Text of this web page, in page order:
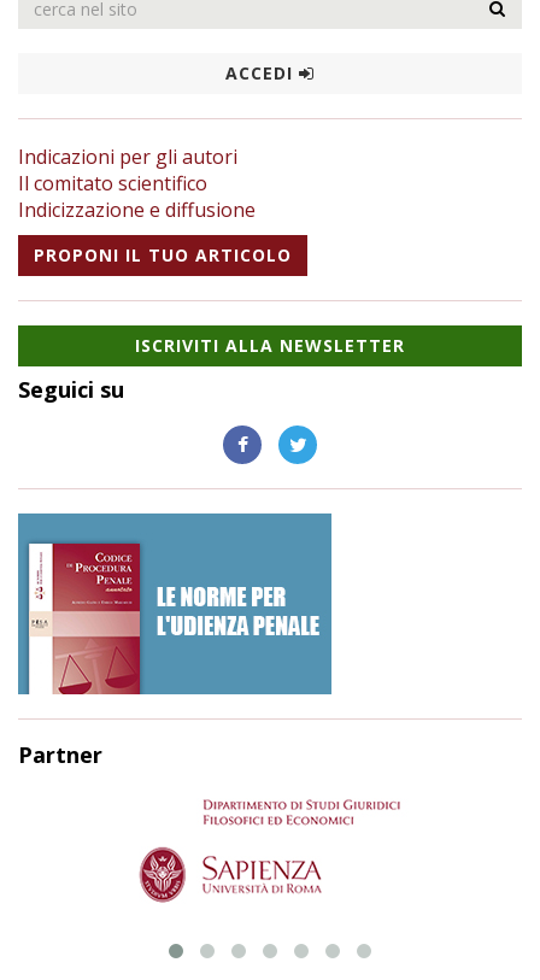
ACCEDI
Indicazioni per gli autori
Il comitato scientifico
Indicizzazione e diffusione
PROPONI IL TUO ARTICOLO
ISCRIVITI ALLA NEWSLETTER
Seguici su
Partner